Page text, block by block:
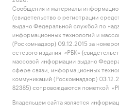
Сообщения и материалы
(свидетельство о регистрации
выдано Федеральной службой по
информационных технологий и
(Роскомнадзор) 09.12.2015 за
сетевого издания «РБК»
массовой информации выдано
сфере связи, информационных
коммуникаций (Роскомнадзор)
82385) сопровождаются пометкой
Владельцем сайта является